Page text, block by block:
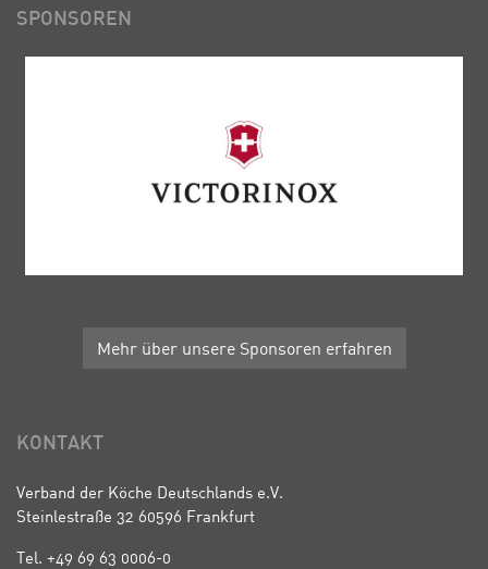
SPONSOREN
Mehr über unsere Sponsoren erfahren
KONTAKT
Verband der Köche Deutschlands e.V.
Steinlestraße 32 60596 Frankfurt
Tel. +49 69 63 0006-0